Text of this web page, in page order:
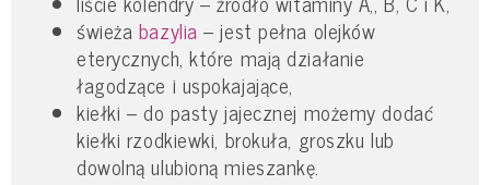
świeża bazylia – jest pełna olejków
eterycznych, które mają działanie
łagodzące i uspokajające,
kiełki – do pasty jajecznej możemy dodać
kiełki rzodkiewki, brokuła, groszku lub
dowolną ulubioną mieszankę.